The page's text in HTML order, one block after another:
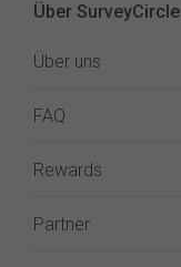
Über SurveyCircle
Über uns
FAQ
Rewards
Partner